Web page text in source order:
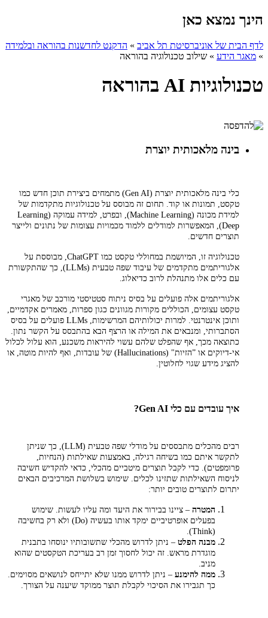
הינך נמצא כאן
לדף הבית של אוניברסיטת תל אביב » הדקנט לחדשנות בהוראה ובלמידה
» מאגר הידע » שילוב טכנולוגיה בהוראה
טכנולוגיות AI בהוראה
בינה מלאכותית יוצרת
כלי בינה מלאכותית יוצרת (Gen AI) מתמחים ביצירת תוכן חדש כמו
טקסט, תמונות או קוד. תחום זה מבוסס על טכנולוגיות מתקדמות של
למידת מכונה (Machine Learning), ובפרט, למידה עמוקה (Learning
Deep), המאפשרות למודלים ללמוד מכמויות עצומות של נתונים ולייצר
תוצרים חדשים.
טכנולוגיה זו, המיושמת במחוללי טקסט כמו ChatGPT, מבוססת על
אלגוריתמים מתקדמים של עיבוד שפה טבעית (LLMs), כך שהתקשורת
עם כלים אלו מתנהלת לרוב כדיאלוג.
אלגוריתמים אלה פועלים על בסיס ניתוח סטטיסטי מורכב של מאגרי
טקסט עצומים, הכוללים מקורות מגוונים כגון ספרות, מאמרים אקדמיים,
ותוכן אינטרנטי. למרות יכולותיהם המרשימות, LLMs פועלים על בסיס
הסתברותי, ומנבאים את המילה או הרצף הבא בהתבסס על הקשר נתון.
כתוצאה מכך, אף שהפלט שלהם עשוי להיראות משכנע, הוא עלול לכלול
אי-דיוקים או ”הזיות" (Hallucinations) של עובדות, ואף להיות מוטה, או
להציג מידע שגוי לחלוטין.
איך עובדים עם כלי Gen AI?
רבים מהכלים מתבססים על מודלי שפה טבעית (LLM), כך שניתן
לתקשר איתם כמו בשיחה רגילה, באמצעות שאילתות (הנחיות,
פרומפטים). כדי לקבל תוצרים מיטביים מהכלי, כדאי להקדיש חשיבה
לניסוח השאילתות שתזינו לכלים. שימוש בשלושת המרכיבים הבאים
יתרום לתוצרים טובים יותר:
המטרה – ציינו בבירור את היעד ומה עליו לעשות. שימוש
בפעלים אופרטיביים ימקד אותו בעשיה (Do) ולא רק בחשיבה
(Think).
מבנה הפלט – ניתן לדרוש מהכלי שתשובותיו ינוסחו בתבנית
מוגדרת מראש. זה יכול לחסוך זמן רב בעריכת הטקסטים שהוא
מניב.
ממה להימנע – ניתן לדרוש ממנו שלא יתייחס לנושאים מסוימים.
כך תגבירו את הסיכוי לקבלת תוצר ממוקד שיענה על הצורך.